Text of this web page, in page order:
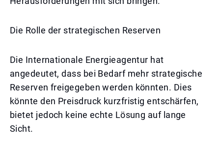
Die Rolle der strategischen Reserven
Die Internationale Energieagentur hat
angedeutet, dass bei Bedarf mehr strategische
Reserven freigegeben werden könnten. Dies
könnte den Preisdruck kurzfristig entschärfen,
bietet jedoch keine echte Lösung auf lange
Sicht.